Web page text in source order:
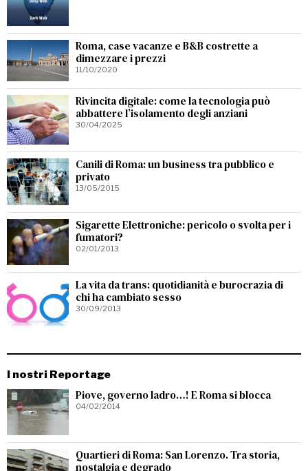
Roma, case vacanze e B&B costrette a
dimezzare i prezzi
11/10/2020
Rivincita digitale: come la tecnologia può
abbattere l’isolamento degli anziani
30/04/2025
Canili di Roma: un business tra pubblico e
privato
13/05/2015
Sigarette Elettroniche: pericolo o svolta per i
fumatori?
02/01/2013
La vita da trans: quotidianità e burocrazia di
chi ha cambiato sesso
30/09/2013
I nostri Reportage
Piove, governo ladro…! E Roma si blocca
04/02/2014
Quartieri di Roma: San Lorenzo. Tra storia,
nostalgia e degrado